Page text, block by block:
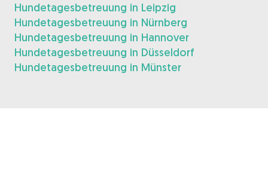
Hundetagesbetreuung in Leipzig
Hundetagesbetreuung in Nürnberg
Hundetagesbetreuung in Hannover
Hundetagesbetreuung in Düsseldorf
Hundetagesbetreuung in Münster